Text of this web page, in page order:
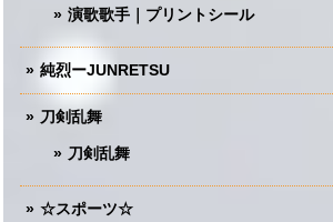
演歌歌手｜プリントシール
純烈ーJUNRETSU
刀剣乱舞
刀剣乱舞
☆スポーツ☆